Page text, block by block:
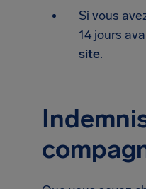
Si vous
14 jours
site.